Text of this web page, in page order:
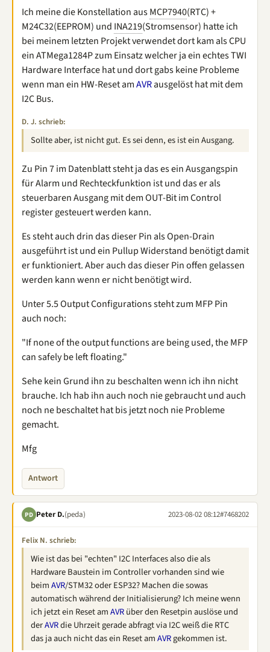
Ich meine die Konstellation ausMCP7940(RTC) +
M24C32(EEPROM) und INA219(Stromsensor) hatte ich
bei meinem letzten Projekt verwendet dort kam als CPU
ein ATMega1284P zum Einsatz welcher ja ein echtes TWI
Hardware Interface hat und dort gabs keine Probleme
wenn man ein HW-Reset amAVRausgelöst hat mit dem
I2C Bus.
D. J. schrieb:
Sollte aber, ist nicht gut. Es sei denn, es ist ein Ausgang.
Zu Pin 7 im Datenblatt steht ja das es ein Ausgangspin
für Alarm und Rechteckfunktion ist und das er als
steuerbaren Ausgang mit dem OUT-Bit im Control
register gesteuert werden kann.
Es steht auch drin das dieser Pin als Open-Drain
ausgeführt ist und ein Pullup Widerstand benötigt damit
er funktioniert. Aber auch das dieser Pin offen gelassen
werden kann wenn er nicht benötigt wird.
Unter 5.5 Output Configurations steht zum MFP Pin
auch noch:
"If none of the output functions are being used, the MFP
can safely be left floating."
Sehe kein Grund ihn zu beschalten wenn ich ihn nicht
brauche. Ich hab ihn auch noch nie gebraucht und auch
noch ne beschaltet hat bis jetzt noch nie Probleme
gemacht.
Mfg
Antwort
PD Peter D.(peda) 2023-08-02 08:12#7468202
Felix N. schrieb:
Wie ist das bei "echten" I2C Interfaces also die als
Hardware Baustein im Controller vorhanden sind wie
beimAVR/STM32 oder ESP32? Machen die sowas
automatisch während der Initialisierung? Ich meine wenn
ich jetzt ein Reset amAVRüber den Resetpin auslöse und
derAVRdie Uhrzeit gerade abfragt via I2C weiß die RTC
das ja auch nicht das ein Reset amAVRgekommen ist.